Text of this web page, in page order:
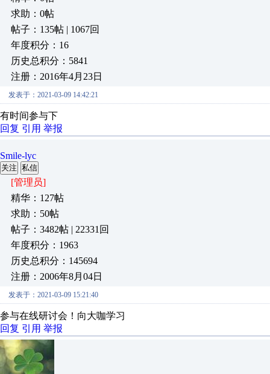
求助：0帖
帖子：135帖 | 1067回
年度积分：16
历史总积分：5841
注册：2016年4月23日
发表于：2021-03-09 14:42:21
有时间参与下
回复 引用 举报
Smile-lyc
关注 私信
[管理员]
精华：127帖
求助：50帖
帖子：3482帖 | 22331回
年度积分：1963
历史总积分：145694
注册：2006年8月04日
发表于：2021-03-09 15:21:40
参与在线研讨会！向大咖学习
回复 引用 举报